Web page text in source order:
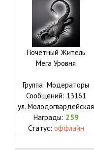
Почетный Житель
Мега Уровня
Группа: Модераторы
Сообщений: 13161
ул. Молодогвардейская
Награды: 259
Статус: оффлайн